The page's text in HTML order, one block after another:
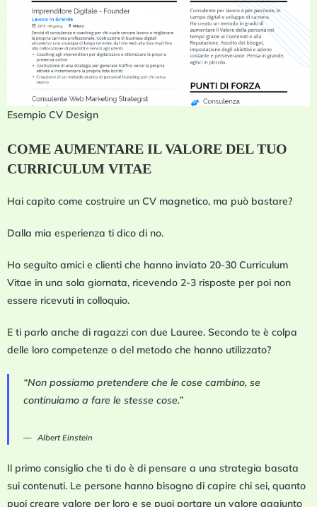
Esempio CV Design
COME AUMENTARE IL VALORE DEL TUO
CURRICULUM VITAE
Hai capito come costruire un CV magnetico, ma può bastare?
Dalla mia esperienza ti dico di no.
Ho seguito amici e clienti che hanno inviato 20-30 Curriculum
Vitae in una sola giornata, ricevendo 2-3 risposte per poi non
essere ricevuti in colloquio.
E ti parlo anche di ragazzi con due Lauree. Secondo te è colpa
delle loro competenze o del metodo che hanno utilizzato?
“Non possiamo pretendere che le cose cambino, se
continuiamo a fare le stesse cose.”
Albert Einstein
Il primo consiglio che ti do è di pensare a una strategia basata
sui contenuti. Le persone hanno bisogno di capire chi sei, quanto
puoi creare valore per loro e se puoi portare un valore aggiunto